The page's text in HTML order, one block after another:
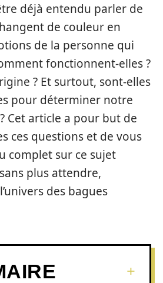
déjà entendu parler de
de couleur en
de la personne qui
fonctionnent-elles ?
? Et surtout, sont-elles
pour déterminer notre
Cet article a pour but de
ces questions et de vous
complet sur ce sujet
plus attendre,
des bagues